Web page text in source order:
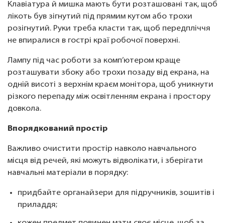
Клавіатура й мишка мають бути розташовані так, щоб
лікоть був зігнутий під прямим кутом або трохи
розігнутий. Руки треба класти так, щоб передпліччя
не впиралися в гострі краї робочої поверхні.
Лампу під час роботи за комп’ютером краще
розташувати збоку або трохи позаду від екрана, на
одній висоті з верхнім краєм монітора, щоб уникнути
різкого перепаду між освітленням екрана і простору
довкола.
Впорядкований простір
Важливо очистити простір навколо навчального
місця від речей, які можуть відволікати, і зберігати
навчальні матеріали в порядку:
придбайте органайзери для підручників, зошитів і
приладдя;